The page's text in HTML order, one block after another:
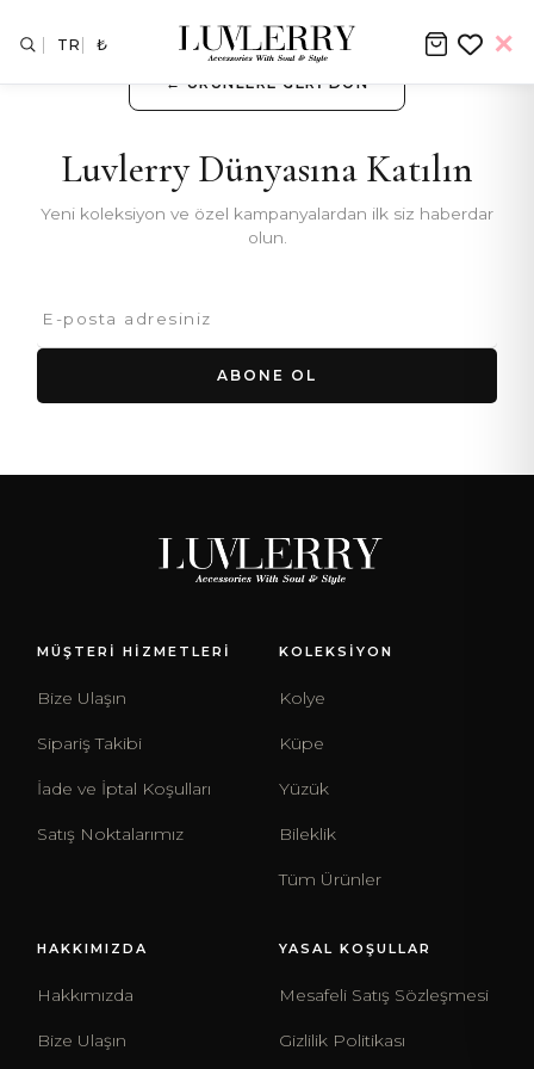
← ÜRÜNLERE GERI DÖN
Luvlerry Dünyasına Katılın
Yeni koleksiyon ve özel kampanyalardan ilk siz haberdar
olun.
ABONE OL
MÜŞTERİ HİZMETLERİ
Bize Ulaşın
Sipariş Takibi
İade ve İptal Koşulları
Satış Noktalarımız
KOLEKSİYON
Kolye
Küpe
Yüzük
Bileklik
Tüm Ürünler
HAKKIMIZDA
Hakkımızda
Bize Ulaşın
YASAL KOŞULLAR
Mesafeli Satış Sözleşmesi
Gizlilik Politikası
TR ₺